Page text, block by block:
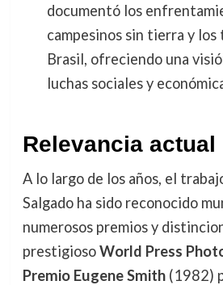
documentó los
campesinos sin tierra y
Brasil, ofreciendo una
luchas sociales y
Relevancia actual
A lo largo de los años, el
Salgado ha sido reconocido
numerosos premios y
prestigiosoWorld Press
Premio Eugene Smith(1982)